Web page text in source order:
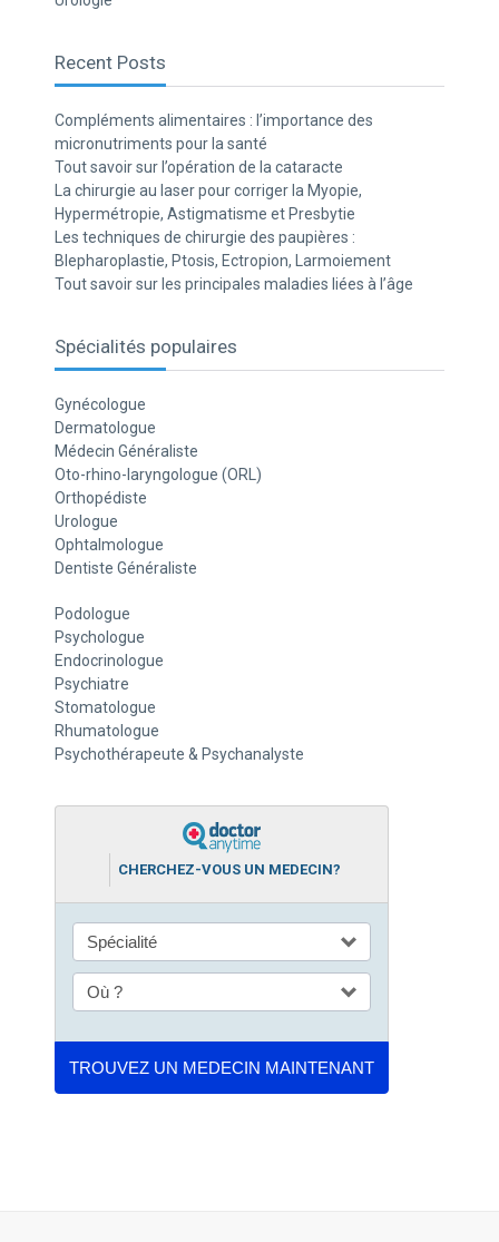
Recent Posts
Compléments alimentaires : l’importance des
micronutriments pour la santé
Tout savoir sur l’opération de la cataracte
La chirurgie au laser pour corriger la Myopie,
Hypermétropie, Astigmatisme et Presbytie
Les techniques de chirurgie des paupières :
Blepharoplastie, Ptosis, Ectropion, Larmoiement
Tout savoir sur les principales maladies liées à l’âge
Spécialités populaires
Gynécologue
Dermatologue
Médecin Généraliste
Oto-rhino-laryngologue (ORL)
Orthopédiste
Urologue
Ophtalmologue
Dentiste Généraliste
Podologue
Psychologue
Endocrinologue
Psychiatre
Stomatologue
Rhumatologue
Psychothérapeute & Psychanalyste
CHERCHEZ-VOUS UN MEDECIN?